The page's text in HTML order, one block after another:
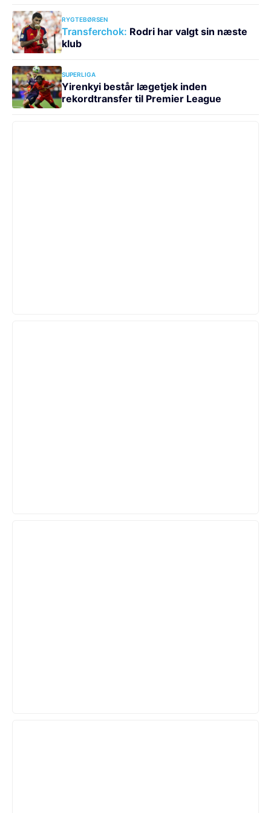
RYGTEBØRSEN
Transferchok: Rodri har valgt sin næste
klub
SUPERLIGA
Yirenkyi består lægetjek inden
rekordtransfer til Premier League